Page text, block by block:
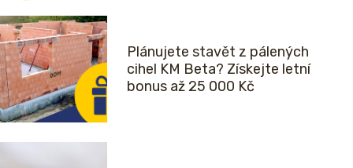
Plánujete stavět z pálených
cihel KM Beta? Získejte letní
bonus až 25 000 Kč